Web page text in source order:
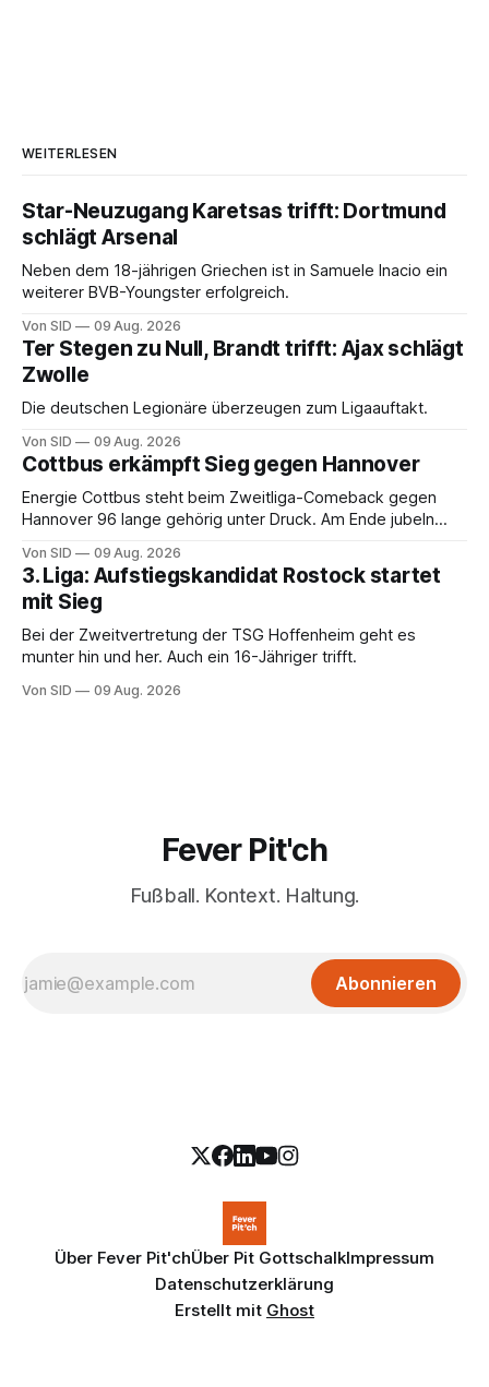
WEITERLESEN
Star-Neuzugang Karetsas trifft: Dortmund
schlägt Arsenal
Neben dem 18-jährigen Griechen ist in Samuele Inacio ein
weiterer BVB-Youngster erfolgreich.
Von SID 09 Aug. 2026
Ter Stegen zu Null, Brandt trifft: Ajax schlägt
Zwolle
Die deutschen Legionäre überzeugen zum Ligaauftakt.
Von SID 09 Aug. 2026
Cottbus erkämpft Sieg gegen Hannover
Energie Cottbus steht beim Zweitliga-Comeback gegen
Hannover 96 lange gehörig unter Druck. Am Ende jubeln
Von SID 09 Aug. 2026
3. Liga: Aufstiegskandidat Rostock startet
mit Sieg
Bei der Zweitvertretung der TSG Hoffenheim geht es
munter hin und her. Auch ein 16-Jähriger trifft.
Von SID 09 Aug. 2026
Fever Pit'ch
Fußball. Kontext. Haltung.
Abonnieren
Über Fever Pit'chÜber Pit GottschalkImpressum
Datenschutzerklärung
Erstellt mit Ghost